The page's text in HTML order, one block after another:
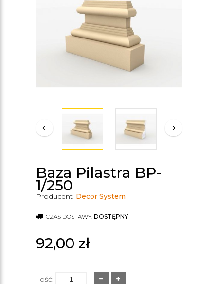
Baza Pilastra BP-
1/250
Producent: Decor System
CZAS DOSTAWY: DOSTĘPNY
92,00 zł
Ilość: